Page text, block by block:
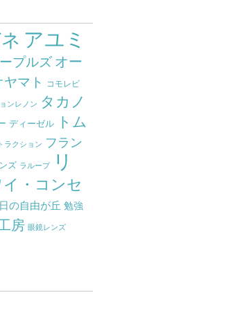
アユミ
プルズ オー
ヤマト コモレビ
ンレノン タカノ
ディーゼル
トム
トラクション フラン
ズ ラループ
リ
イ・コンセ
の自由が丘 勉強
房 眼鏡レンズ